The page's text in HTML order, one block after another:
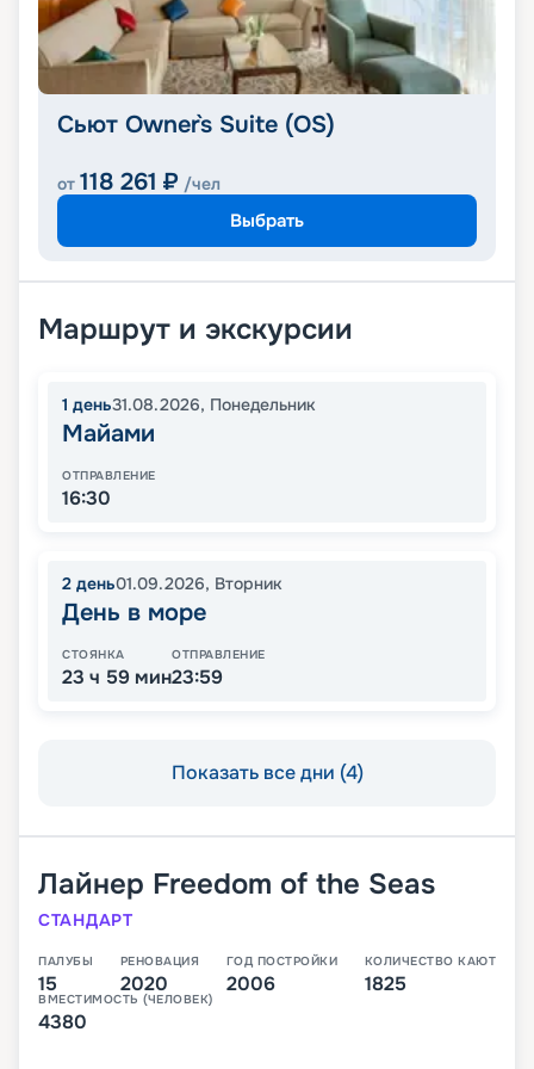
Сьют Owner`s Suite (OS)
от 118 261 ₽ /чел
Выбрать
Маршрут и экскурсии
1 день31.08.2026, Понедельник
Майами
ОТПРАВЛЕНИЕ
16:30
2 день01.09.2026, Вторник
День в море
СТОЯНКА
23 ч 59 мин
ОТПРАВЛЕНИЕ
23:59
Показать все дни (4)
Лайнер Freedom of the Seas
СТАНДАРТ
ПАЛУБЫ
15
РЕНОВАЦИЯ
2020
ГОД ПОСТРОЙКИ
2006
КОЛИЧЕСТВО КАЮТ
1825
ВМЕСТИМОСТЬ (ЧЕЛОВЕК)
4380